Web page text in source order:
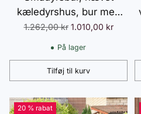
kæledyrshus, bur med
aflåselig dør, træ-metal,
lysegul, 89,5 x 45 x 81
Normalpris
1.262,00 kr 1.010,00 kr
På lager
Tilføj til kurv
Antal
20 % rabat